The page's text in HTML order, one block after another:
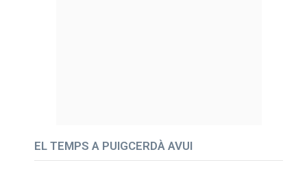
EL TEMPS A PUIGCERDÀ AVUI